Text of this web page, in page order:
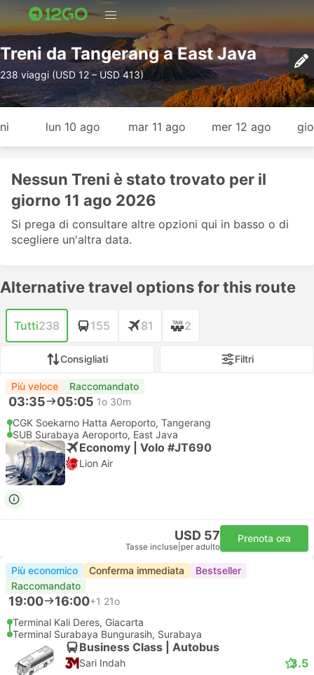
Treni da Tangerang a East Java
238 viaggi (USD 12 – USD 413)
lun 10 ago mar 11 ago mer 12 ago
Nessun Treni è stato trovato per il
giorno 11 ago 2026
Si prega di consultare altre opzioni qui in basso o di
scegliere un'altra data.
Alternative travel options for this route
Tutti238 155 81 2
Consigliati Filtri
Più veloce Raccomandato
03:35 05:05 1o 30m
CGK Soekarno Hatta Aeroporto, Tangerang
SUB Surabaya Aeroporto, East Java
Economy | Volo #JT690
Lion Air
USD 57
Tasse incluse per adulto
Prenota ora
Più economico Conferma immediata
Bestseller
Raccomandato
19:00 16:00+1 21o
Terminal Kali Deres, Giacarta
Terminal Surabaya Bungurasih, Surabaya
Business Class | Autobus
Sari Indah 3.5